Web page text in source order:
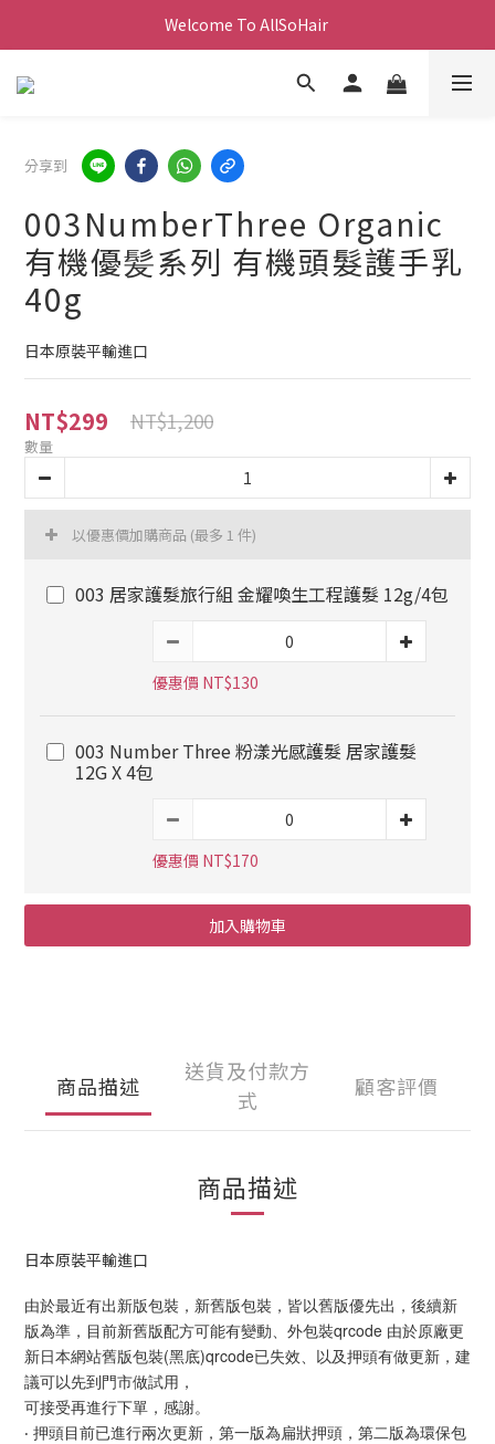
Welcome To AllSoHair
分享到
003NumberThree Organic
有機優髪系列 有機頭髮護手乳
40g
日本原裝平輸進口
NT$299 NT$1,200
數量
以優惠價加購商品 (最多 1 件)
003 居家護髮旅行組 金耀喚生工程護髮 12g/4包
優惠價 NT$130
003 Number Three 粉漾光感護髮 居家護髮
12G X 4包
優惠價 NT$170
加入購物車
商品描述
送貨及付款方
式
顧客評價
商品描述
日本原裝平輸進口
由於最近有出新版包裝，新舊版包裝，皆以舊版優先出，後續新
版為準，目前新舊版配方可能有變動、外包裝qrcode 由於原廠更
新日本網站舊版包裝(黑底)qrcode已失效、以及押頭有做更新，建
議可以先到門市做試用，
可接受再進行下單，感謝。
‧ 押頭目前已進行兩次更新，第一版為扁狀押頭，第二版為環保包